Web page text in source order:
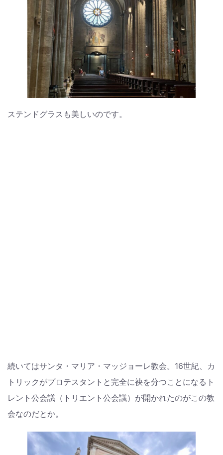
ステンドグラスも美しいのです。
続いてはサンタ・マリア・マッジョーレ教会。16世紀、カ
トリックがプロテスタントと完全に袂を分つことになるト
レント公会議（トリエント公会議）が開かれたのがこの教
会なのだとか。